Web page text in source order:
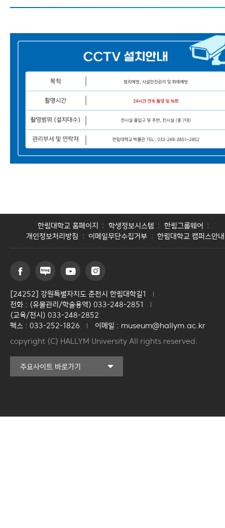
한림대학교 홈페이지 학생정보시스템
한림그룹웨어
개인정보처리방침
이메일무단수집거부 한림대학교 캠퍼스안내
[24252] 강원특별자치도 춘천시 한림대학길1
전화 : (유물관리/학술용역) 033-248-2851
(교육/전시) 033-248-2852
팩스 : 033-252-1826
이메일 : museum@hallym.ac.kr
copyright (C) HALLYM University All rights reserved.
주요사이트 바로가기
커뮤니티교육원
국제학생증신청